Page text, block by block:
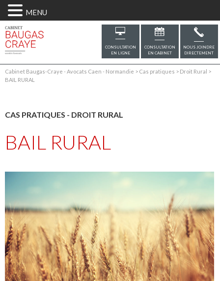
CONSULTATION
EN LIGNE
CONSULTATION
EN CABINET
NOUS JOINDRE
DIRECTEMENT
Cabinet Baugas-Craye - Avocats Caen - Normandie > Cas pratiques > Droit Rural >
BAIL RURAL
CAS PRATIQUES - DROIT RURAL
BAIL RURAL
MENU